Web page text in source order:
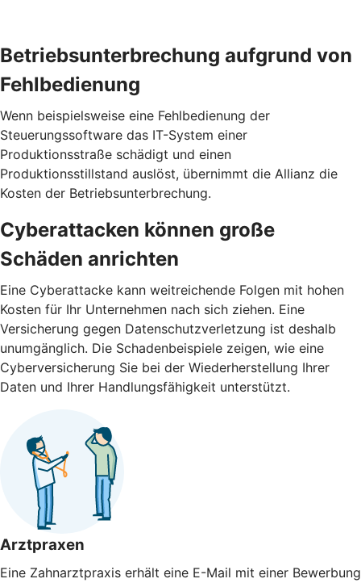
Betriebs­unterbrechung aufgrund von
Fehl­bedienung
Wenn beispielsweise eine Fehlbedienung der
Steuerungssoftware das IT-System einer
Produktionsstraße schädigt und einen
Produktionsstillstand auslöst, übernimmt die Allianz die
Kosten der Betriebsunterbrechung.
Cyber­attacken können große
Schäden anrichten
Eine Cyberattacke kann weitreichende Folgen mit hohen
Kosten für Ihr Unternehmen nach sich ziehen. Eine
Versicherung gegen Daten­schutz­verletzung ist deshalb
unumgänglich. Die Schaden­beispiele zeigen, wie eine
Cyberversicherung Sie bei der Wieder­herstellung Ihrer
Daten und Ihrer Handlungs­fähigkeit unterstützt.
Arztpraxen
Eine Zahnarztpraxis erhält eine E-Mail mit einer Bewerbung